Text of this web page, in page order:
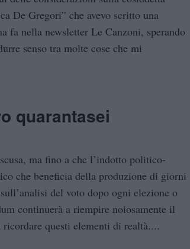
De Gregori” che avevo scritto una
fa nella newsletter Le Canzoni, sperando
senso tra molte cose che mi
quarantasei
ma fino a che l’indotto politico-
che beneficia della produzione di giorni
del voto dopo ogni elezione o
continuerà a riempire noiosamente il
questi elementi di realtà....